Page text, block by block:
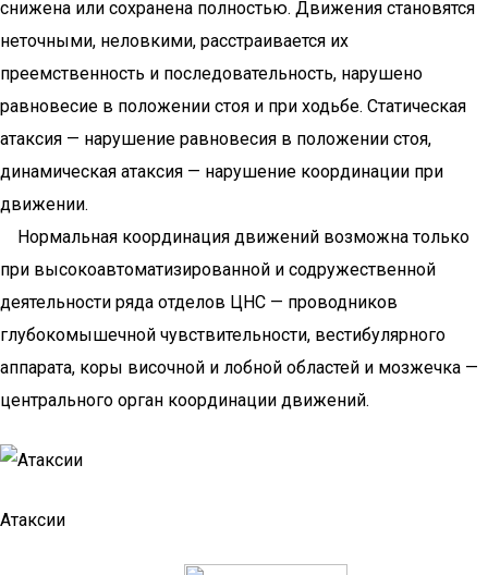
снижена или сохранена полностью. Движения становятся
неточными, неловкими, расстраивается их
преемственность и последовательность, нарушено
равновесие в положении стоя и при ходьбе. Статическая
атаксия — нарушение равновесия в положении стоя,
динамическая атаксия — нарушение координации при
движении.
Нормальная координация движений возможна только
при высокоавтоматизированной и содружественной
деятельности ряда отделов ЦНС — проводников
глубокомышечной чувствительности, вестибулярного
аппарата, коры височной и лобной областей и мозжечка —
центрального орган координации движений.
Атаксии